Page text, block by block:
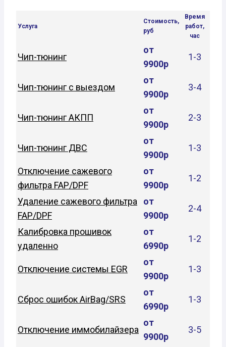
Услуга
Стоимость,
руб
Время
работ,
час
Чип-тюнинг
от
9900р
1-3
Чип-тюнинг с выездом
от
9900р
3-4
Чип-тюнинг АКПП
от
9900р
2-3
Чип-тюнинг ДВС
от
9900р
1-3
Отключение сажевого
фильтра FAP/DPF
от
9900р
1-2
Удаление сажевого фильтра
FAP/DPF
от
9900р
2-4
Калибровка прошивок
удаленно
от
6990р
1-2
Отключение системы EGR
от
9900р
1-3
Сброс ошибок AirBag/SRS
от
6990р
1-3
Отключение иммобилайзера
от
9900р
3-5